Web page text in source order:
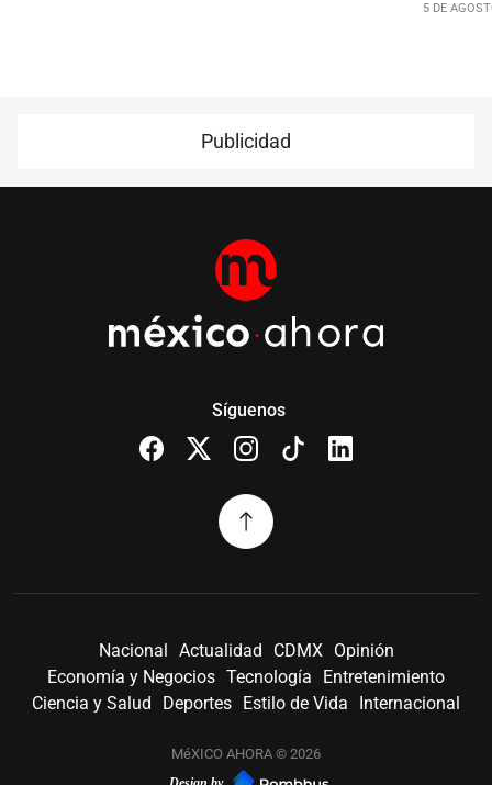
5 DE
Publicidad
Síguenos
Nacional Actualidad CDMX
Opinión
Economía y Negocios Tecnología
Entretenimiento
Ciencia y Salud
Deportes Estilo de Vida Internacional
MéXICO AHORA © 2026